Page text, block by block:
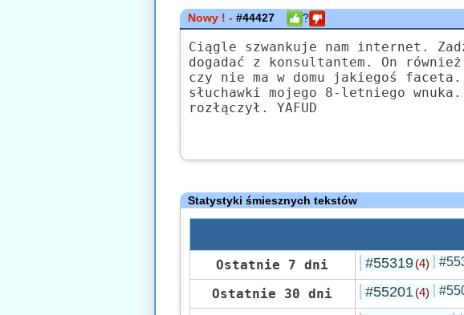
Nowy ! -#44427 ?
Ciągle szwankuje nam internet.
dogadać z konsultantem. On
czy nie ma w domu jakiegoś faceta.
słuchawki mojego 8-letniego
rozłączył. YAFUD
Statystyki śmiesznych tekstów
Ostatnie 7 dni
#55319 (4)
Ostatnie 30 dni #55201 (4)